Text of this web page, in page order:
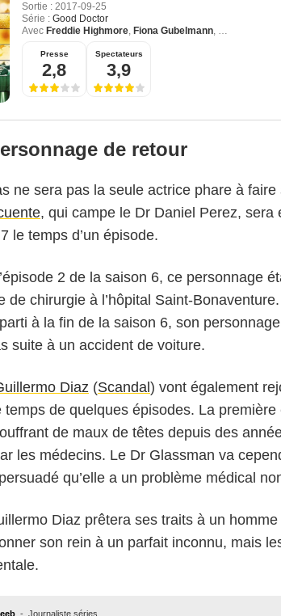
Sortie : 2017-09-25
Série : Good Doctor
Avec Freddie Highmore, Fiona Gubelmann, Will Yun Lee
Presse
2,8
Spectateurs
3,9
de retour
ne sera pas la seule actrice phare à faire
, qui campe le Dr Daniel Perez, sera
le temps d’un épisode.
2 de la saison 6, ce personnage
de chirurgie à l’hôpital Saint-
à la fin de la saison 6, son
suite à un accident de voiture.
Diaz (Scandal ) vont également
temps de quelques épisodes. La
de maux de têtes depuis des
les médecins. Le Dr Glassman va
qu’elle a un problème médical
Diaz prêtera ses traits à un
son rein à un parfait inconnu, mais
- Journaliste séries